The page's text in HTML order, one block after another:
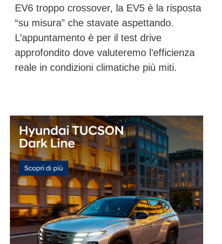
EV6 troppo crossover, la EV5 è la risposta
“su misura” che stavate aspettando.
L’appuntamento è per il test drive
approfondito dove valuteremo l’efficienza
reale in condizioni climatiche più miti.